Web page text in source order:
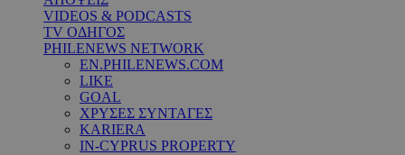
VIDEOS & PODCASTS
TV ΟΔΗΓΟΣ
PHILENEWS NETWORK
EN.PHILENEWS.COM
LIKE
GOAL
ΧΡΥΣΕΣ ΣΥΝΤΑΓΕΣ
KARIERA
IN-CYPRUS PROPERTY